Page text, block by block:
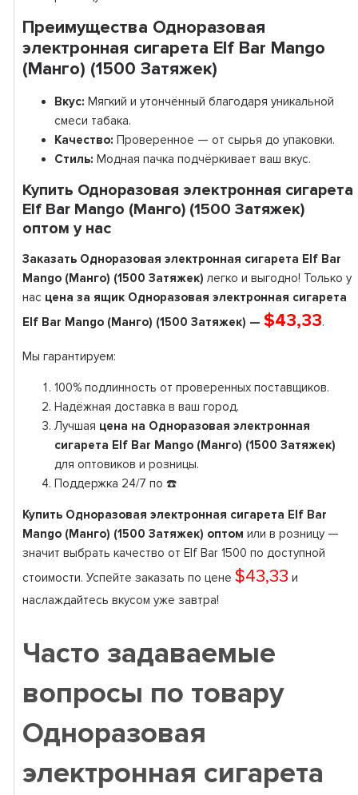
Преимущества Одноразовая
электронная сигарета Elf Bar Mango
(Манго) (1500 Затяжек)
Вкус: Мягкий и утончённый благодаря уникальной
смеси табака.
Качество: Проверенное — от сырья до упаковки.
Стиль: Модная пачка подчёркивает ваш вкус.
Купить Одноразовая электронная сигарета
Elf Bar Mango (Манго) (1500 Затяжек)
оптом у нас
Заказать Одноразовая электронная сигарета Elf Bar
Mango (Манго) (1500 Затяжек) легко и выгодно! Только у
нас цена за ящик Одноразовая электронная сигарета
Elf Bar Mango (Манго) (1500 Затяжек) — $43,33.
Мы гарантируем:
100% подлинность от проверенных поставщиков.
Надёжная доставка в ваш город.
Лучшая цена на Одноразовая электронная
сигарета Elf Bar Mango (Манго) (1500 Затяжек)
для оптовиков и розницы.
Поддержка 24/7 по ☎️
Купить Одноразовая электронная сигарета Elf Bar
Mango (Манго) (1500 Затяжек) оптом или в розницу —
значит выбрать качество от Elf Bar 1500 по доступной
стоимости. Успейте заказать по цене $43,33 и
наслаждайтесь вкусом уже завтра!
Часто задаваемые
вопросы по товару
Одноразовая
электронная сигарета